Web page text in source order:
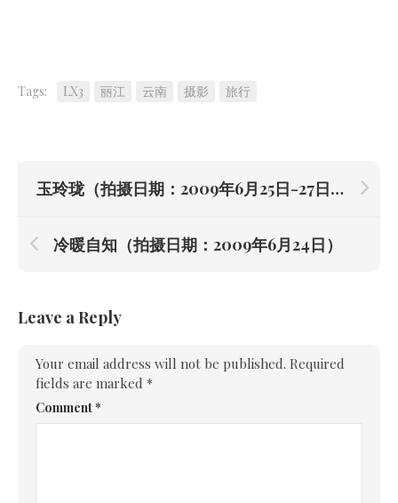
Tags: LX3 丽江 云南 摄影 旅行
玉玲珑（拍摄日期：2009年6月25日-27日）
冷暖自知（拍摄日期：2009年6月24日）
Leave a Reply
Your email address will not be published. Required
fields are marked *
Comment*